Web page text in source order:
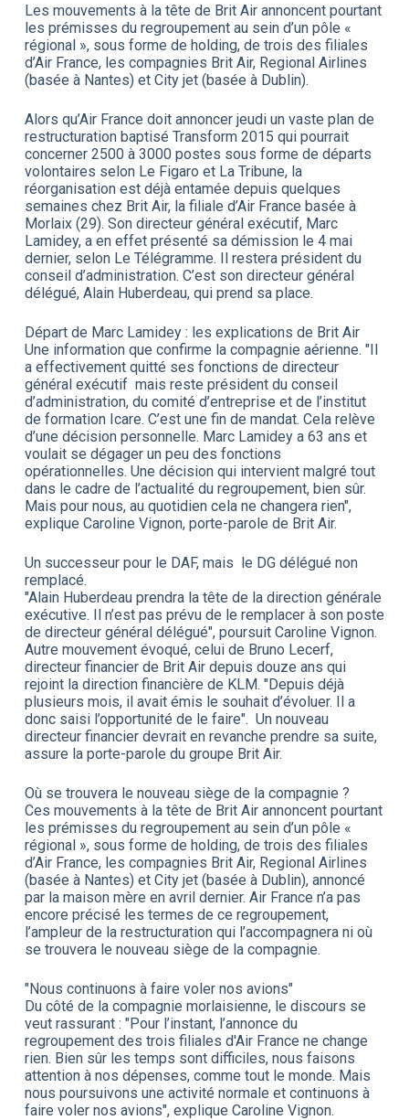
Les mouvements à la tête de Brit Air annoncent pourtant
les prémisses du regroupement au sein d’un pôle «
régional », sous forme de holding, de trois des filiales
d’Air France, les compagnies Brit Air, Regional Airlines
(basée à Nantes) et City jet (basée à Dublin).
Alors qu’Air France doit annoncer jeudi un vaste plan de
restructuration baptisé Transform 2015 qui pourrait
concerner 2500 à 3000 postes sous forme de départs
volontaires selon Le Figaro et La Tribune, la
réorganisation est déjà entamée depuis quelques
semaines chez Brit Air, la filiale d’Air France basée à
Morlaix (29). Son directeur général exécutif, Marc
Lamidey, a en effet présenté sa démission le 4 mai
dernier, selon Le Télégramme. Il restera président du
conseil d’administration. C’est son directeur général
délégué, Alain Huberdeau, qui prend sa place.
Départ de Marc Lamidey : les explications de Brit Air
Une information que confirme la compagnie aérienne. "Il
a effectivement quitté ses fonctions de directeur
général exécutif mais reste président du conseil
d’administration, du comité d’entreprise et de l’institut
de formation Icare. C’est une fin de mandat. Cela relève
d’une décision personnelle. Marc Lamidey a 63 ans et
voulait se dégager un peu des fonctions
opérationnelles. Une décision qui intervient malgré tout
dans le cadre de l’actualité du regroupement, bien sûr.
Mais pour nous, au quotidien cela ne changera rien",
explique Caroline Vignon, porte-parole de Brit Air.
Un successeur pour le DAF, mais le DG délégué non
remplacé.
"Alain Huberdeau prendra la tête de la direction générale
exécutive. Il n’est pas prévu de le remplacer à son poste
de directeur général délégué", poursuit Caroline Vignon.
Autre mouvement évoqué, celui de Bruno Lecerf,
directeur financier de Brit Air depuis douze ans qui
rejoint la direction financière de KLM. "Depuis déjà
plusieurs mois, il avait émis le souhait d’évoluer. Il a
donc saisi l’opportunité de le faire". Un nouveau
directeur financier devrait en revanche prendre sa suite,
assure la porte-parole du groupe Brit Air.
Où se trouvera le nouveau siège de la compagnie ?
Ces mouvements à la tête de Brit Air annoncent pourtant
les prémisses du regroupement au sein d’un pôle «
régional », sous forme de holding, de trois des filiales
d’Air France, les compagnies Brit Air, Regional Airlines
(basée à Nantes) et City jet (basée à Dublin), annoncé
par la maison mère en avril dernier. Air France n’a pas
encore précisé les termes de ce regroupement,
l’ampleur de la restructuration qui l’accompagnera ni où
se trouvera le nouveau siège de la compagnie.
"Nous continuons à faire voler nos avions"
Du côté de la compagnie morlaisienne, le discours se
veut rassurant : "Pour l’instant, l’annonce du
regroupement des trois filiales d'Air France ne change
rien. Bien sûr les temps sont difficiles, nous faisons
attention à nos dépenses, comme tout le monde. Mais
nous poursuivons une activité normale et continuons à
faire voler nos avions", explique Caroline Vignon.